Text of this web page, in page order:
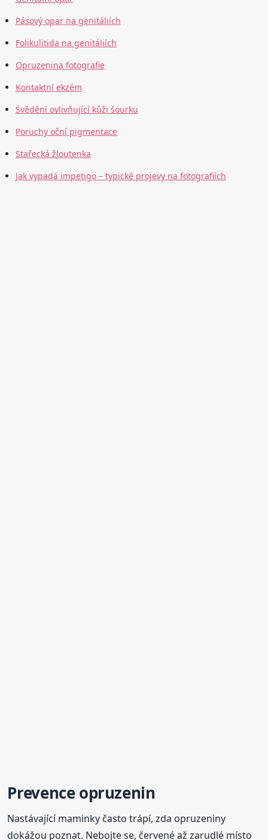
Pásový opar na genitáliích
Folikulitida na genitáliích
Opruzenina fotografie
Kontaktní ekzém
Svědění ovlivňující kůži šourku
Poruchy oční pigmentace
Stařecká žloutenka
Jak vypadá impetigo – typické projevy na fotografiích
Prevence opruzenin
Nastávající maminky často trápí, zda opruzeniny
dokážou poznat. Nebojte se, červené až zarudlé místo